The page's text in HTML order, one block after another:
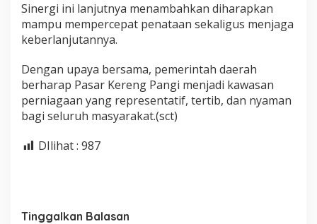
Sinergi ini lanjutnya menambahkan diharapkan
mampu mempercepat penataan sekaligus menjaga
keberlanjutannya.
Dengan upaya bersama, pemerintah daerah
berharap Pasar Kereng Pangi menjadi kawasan
perniagaan yang representatif, tertib, dan nyaman
bagi seluruh masyarakat.(sct)
DIlihat : 987
Tinggalkan Balasan